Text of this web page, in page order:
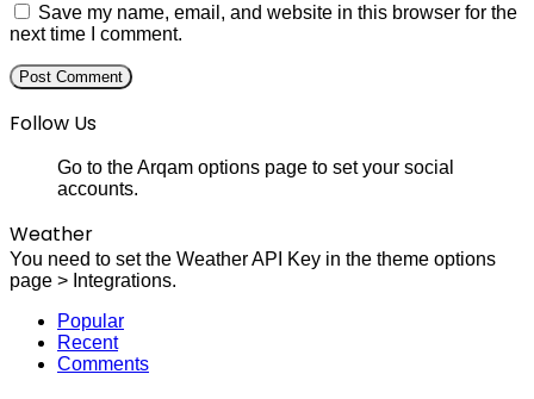
Save my name, email, and website in this browser for the
next time I comment.
Follow Us
Go to the Arqam options page to set your social
accounts.
Weather
You need to set the Weather API Key in the theme options
page > Integrations.
Popular
Recent
Comments